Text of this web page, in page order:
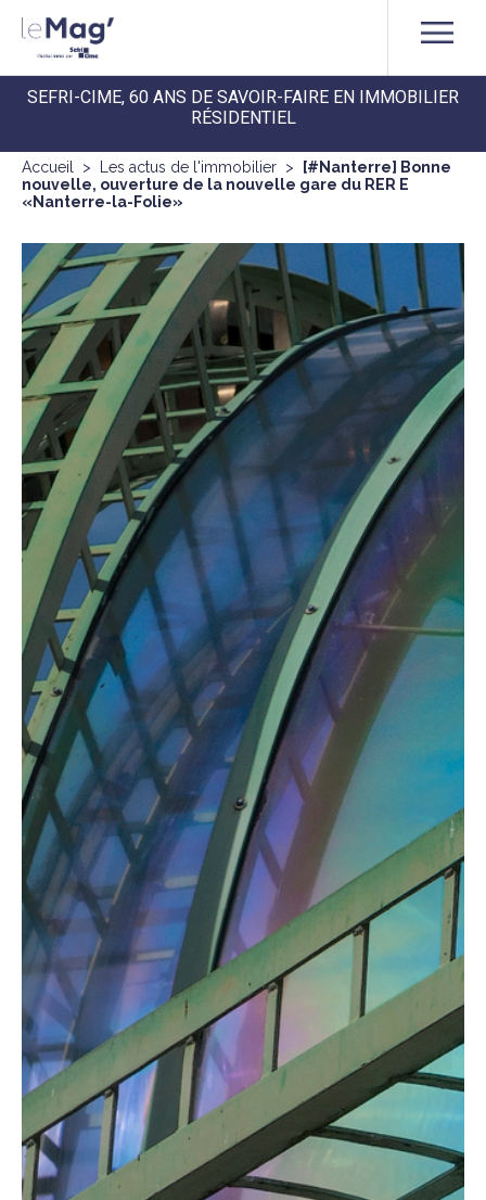
SEFRI-CIME, 60 ANS DE SAVOIR-FAIRE EN IMMOBILIER
RÉSIDENTIEL
Accueil > Les actus de l'immobilier >
[#Nanterre] Bonne
nouvelle, ouverture de la nouvelle gare du RER E
«Nanterre-la-Folie»